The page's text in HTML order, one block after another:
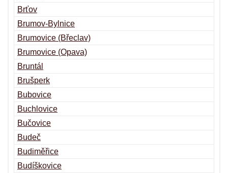
Brťov
Brumov-Bylnice
Brumovice (Břeclav)
Brumovice (Opava)
Bruntál
Brušperk
Bubovice
Buchlovice
Bučovice
Budeč
Budiměřice
Budíškovice